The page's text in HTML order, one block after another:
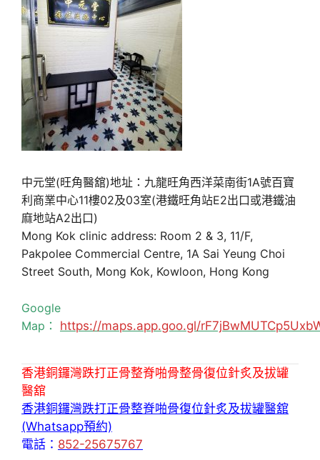
中元堂(旺角醫舘)地址：九龍旺角西洋菜南街1A號百寶
利商業中心11樓02及03室(港鐵旺角站E2出口或港鐵油
麻地站A2出口)
Mong Kok clinic address: Room 2 & 3, 11/F,
Pakpolee Commercial Centre, 1A Sai Yeung Choi
Street South, Mong Kok, Kowloon, Hong Kong
Google
Map： https://maps.app.goo.gl/
香港銅鑼灣跌打正骨整脊啪骨整骨復位針炙及拔罐
醫舘
香港銅鑼灣跌打正骨整脊啪骨復位針炙及拔罐醫舘
(Whatsapp預約)
電話： 852-25675767